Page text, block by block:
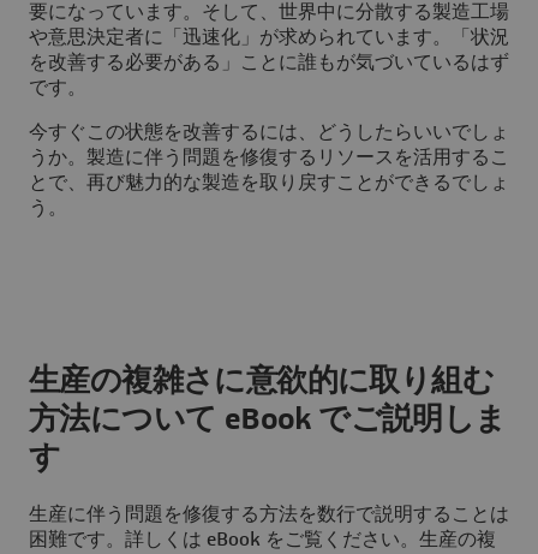
要になっています。そして、世界中に分散する製造工場
や意思決定者に「迅速化」が求められています。「状況
を改善する必要がある」ことに誰もが気づいているはず
です。
今すぐこの状態を改善するには、どうしたらいいでしょ
うか。製造に伴う問題を修復するリソースを活用するこ
とで、再び魅力的な製造を取り戻すことができるでしょ
う。
生産の複雑さに意欲的に取り組む
方法について eBook でご説明しま
す
生産に伴う問題を修復する方法を数行で説明することは
困難です。詳しくは eBook をご覧ください。生産の複